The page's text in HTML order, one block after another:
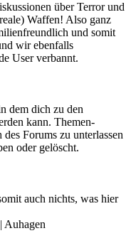
über Terror und
Waffen! Also ganz
und somit
wir ebenfalls
User verbannt.
dem dich zu den
kann. Themen-
Forums zu unterlassen
oder gelöscht.
auch nichts, was hier
Auhagen